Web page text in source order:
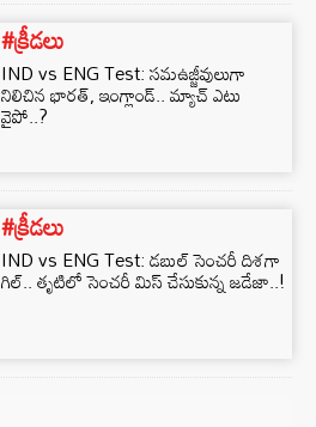
#క్రీడలు
IND vs ENG Test: సమఉజ్జీవులుగా
నిలిచిన భారత్, ఇంగ్లాండ్.. మ్యాచ్ ఎటు
వైపో..?
#క్రీడలు
IND vs ENG Test: డబుల్ సెంచరీ దిశగా
గిల్.. తృటిలో సెంచరీ మిస్ చేసుకున్న జడేజా..!